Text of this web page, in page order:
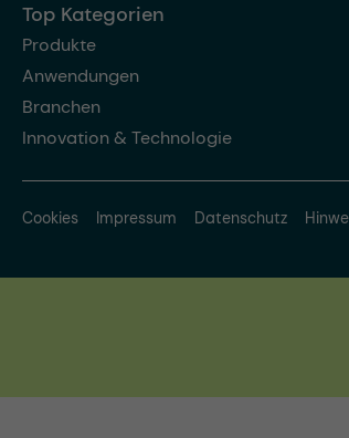
Top Kategorien
Produkte
Anwendungen
Branchen
Innovation & Technologie
Cookies Impressum Datenschutz